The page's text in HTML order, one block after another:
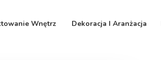
Wnętrz Dekoracja I Aranżacja